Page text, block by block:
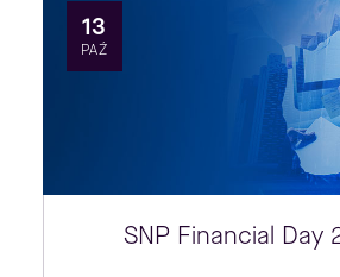
13
PAŹ
SNP Financial Day